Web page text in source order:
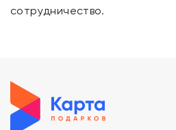
сотрудничество.